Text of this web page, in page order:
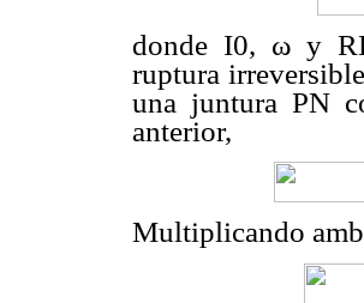
donde I0, ωy
ruptura
una juntura PN
anterior,
Multiplicando